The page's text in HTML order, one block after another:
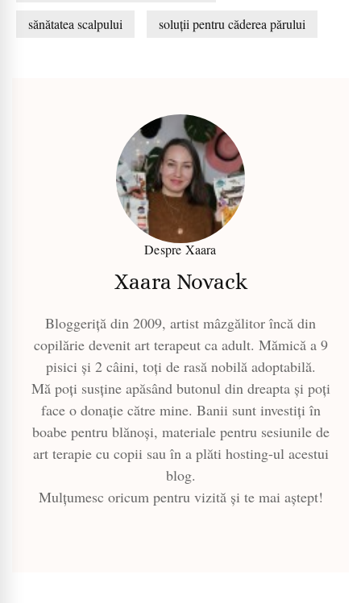
sănătatea scalpului soluții pentru căderea părului
Despre Xaara
Xaara Novack
Bloggeriță din 2009, artist mâzgălitor încă din
copilărie devenit art terapeut ca adult. Mămică a 9
pisici și 2 câini, toți de rasă nobilă adoptabilă.
Mă poți susține apăsând butonul din dreapta și poți
face o donație către mine. Banii sunt investiți în
boabe pentru blănoși, materiale pentru sesiunile de
art terapie cu copii sau în a plăti hosting-ul acestui
blog.
Mulțumesc oricum pentru vizită și te mai aștept!